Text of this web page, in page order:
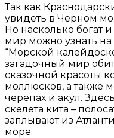
Так как
увидеть в Черном
Но насколько богат
мир можно узнать
“Морской
загадочный мир
сказочной красоты
моллюсков, а также
черепах и акул.
скелета кита –
заплывают из
море.